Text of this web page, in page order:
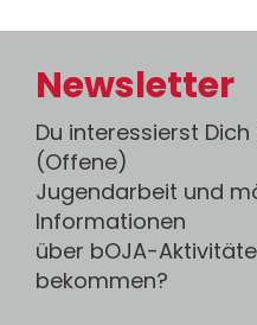
Newsletter
Du interessierst
(Offene)
Jugendarbeit und
Informationen
über bOJA-
bekommen?